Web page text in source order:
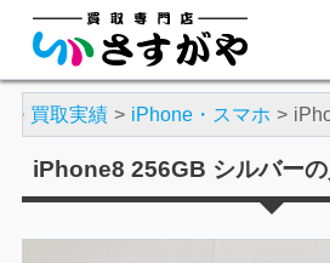
買取実績 iPhone・スマホ
iPhone8 256GB シルバー